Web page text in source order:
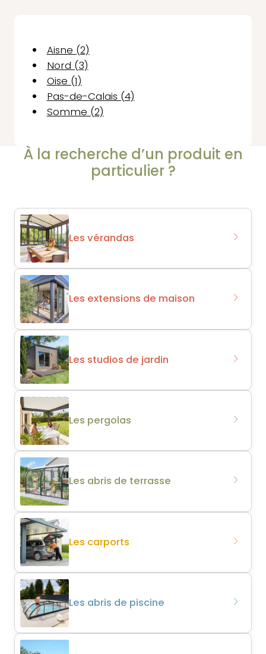
Aisne (2)
Nord (3)
Oise (1)
Pas-de-Calais (4)
Somme (2)
À la recherche d’un produit en
particulier ?
Les vérandas
Les extensions de maison
Les studios de jardin
Les pergolas
Les abris de terrasse
Les carports
Les abris de piscine